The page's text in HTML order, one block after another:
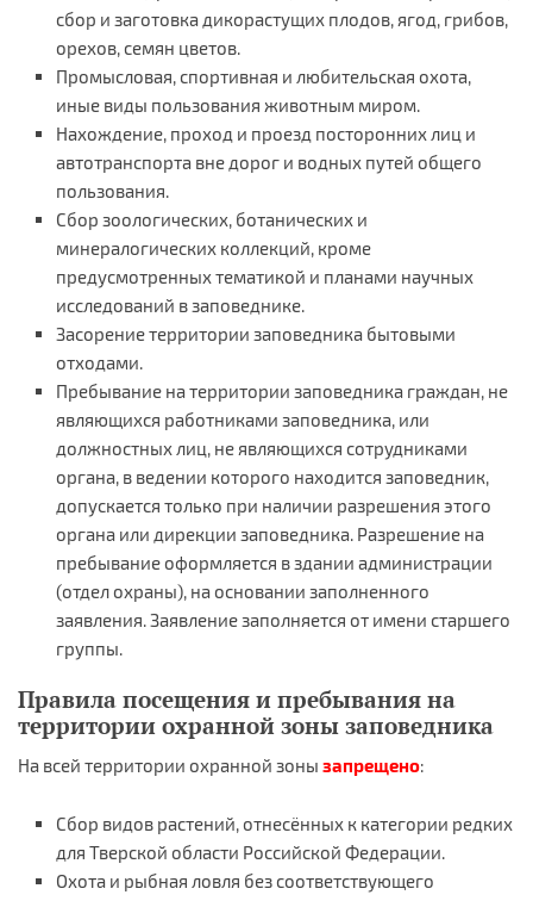
сбор и заготовка дикорастущих плодов, ягод, грибов,
орехов, семян цветов.
Промысловая, спортивная и любительская охота,
иные виды пользования животным миром.
Нахождение, проход и проезд посторонних лиц и
автотранспорта вне дорог и водных путей общего
пользования.
Сбор зоологических, ботанических и
минералогических коллекций, кроме
предусмотренных тематикой и планами научных
исследований в заповеднике.
Засорение территории заповедника бытовыми
отходами.
Пребывание на территории заповедника граждан, не
являющихся работниками заповедника, или
должностных лиц, не являющихся сотрудниками
органа, в ведении которого находится заповедник,
допускается только при наличии разрешения этого
органа или дирекции заповедника. Разрешение на
пребывание оформляется в здании администрации
(отдел охраны), на основании заполненного
заявления. Заявление заполняется от имени старшего
группы.
Правила посещения и пребывания на
территории охранной зоны заповедника
На всей территории охранной зоны запрещено:
Сбор видов растений, отнесённых к категории редких
для Тверской области Российской Федерации.
Охота и рыбная ловля без соответствующего